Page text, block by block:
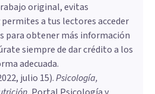
original, evitas
a tus lectores acceder
para obtener más información
siempre de dar crédito a los
adecuada.
julio 15).Psicología,